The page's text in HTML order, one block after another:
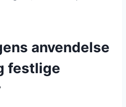
anvendelse
festlige